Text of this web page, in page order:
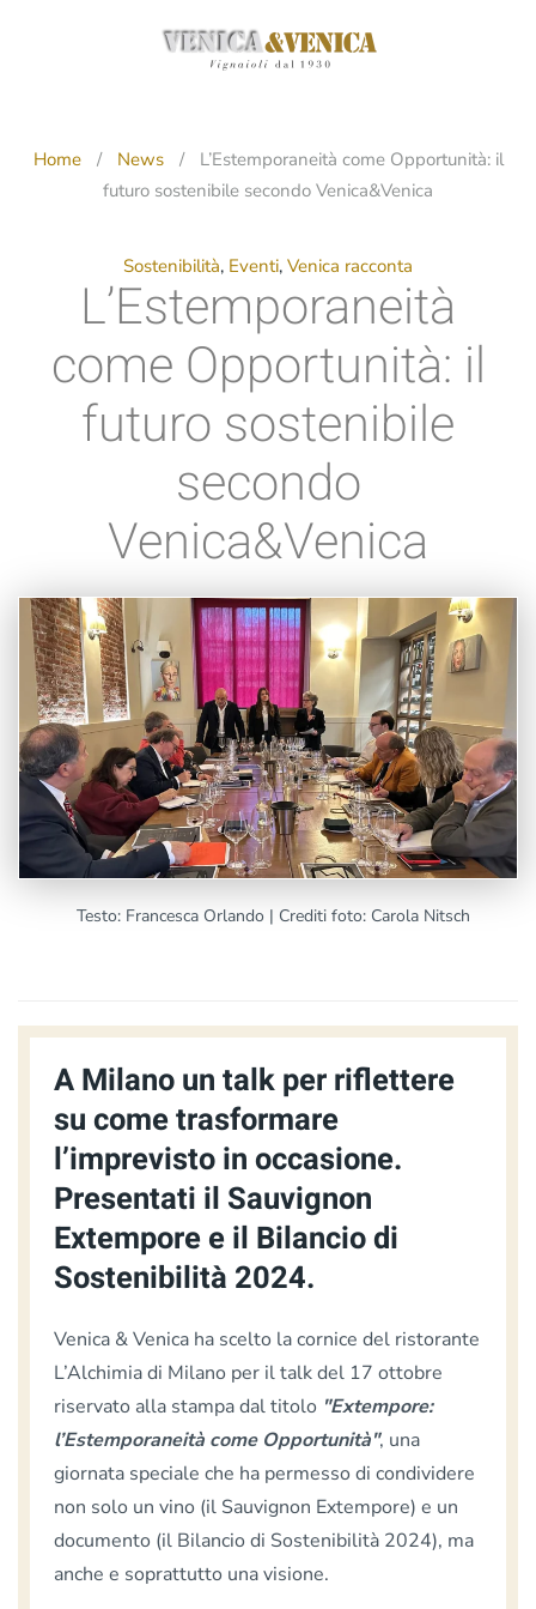
principale
Home News
L’Estemporaneità come Opportunità: il
futuro sostenibile secondo Venica&Venica
Sostenibilità, Eventi, Venica racconta
L’Estemporaneità
come Opportunità: il
futuro sostenibile
secondo
Venica&Venica
Testo: Francesca Orlando | Crediti foto: Carola Nitsch
A Milano un talk per riflettere
su come trasformare
l’imprevisto in occasione.
Presentati il Sauvignon
Extempore e il Bilancio di
Sostenibilità 2024.
Venica & Venica ha scelto la cornice del ristorante
L’Alchimia di Milano per il talk del 17 ottobre
riservato alla stampa dal titolo "Extempore:
l’Estemporaneità come Opportunità", una
giornata speciale che ha permesso di condividere
non solo un vino (il Sauvignon Extempore) e un
documento (il Bilancio di Sostenibilità 2024), ma
anche e soprattutto una visione.